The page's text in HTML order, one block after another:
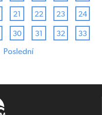
21 22 23 24
30 31 32 33
Poslední